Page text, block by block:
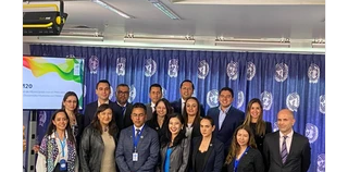
ahora será de Norte a Sur desde
Guadalupe hasta Insurgentes, y la calle
Barbadillo correrá de Sur a Norte desde
Insurgentes hasta Guadalupe. “Estos
camb